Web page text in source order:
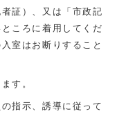
証）、又は「市政記
ころに着用してくだ
室はお断りすること
す。
指示、誘導に従って